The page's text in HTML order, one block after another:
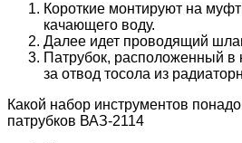
Короткие монтируют на
качающего воду.
Далее идет проводящий
Патрубок, расположенный в
за отвод тосола из
Какой набор инструментов
патрубков ВАЗ-2114